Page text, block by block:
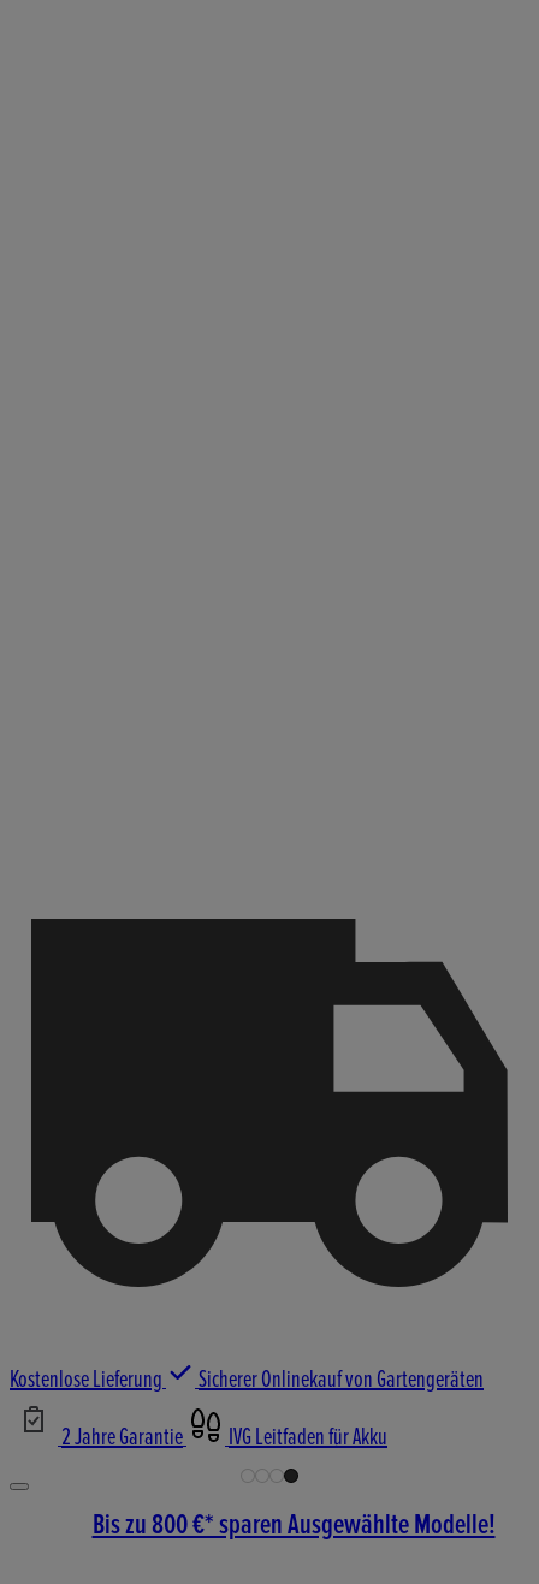
Kostenlose Lieferung
Sicherer Onlinekauf von Gartengeräten
2 Jahre Garantie
IVG Leitfaden für Akku
Bis zu 800 €* sparen Ausgewählte Modelle!